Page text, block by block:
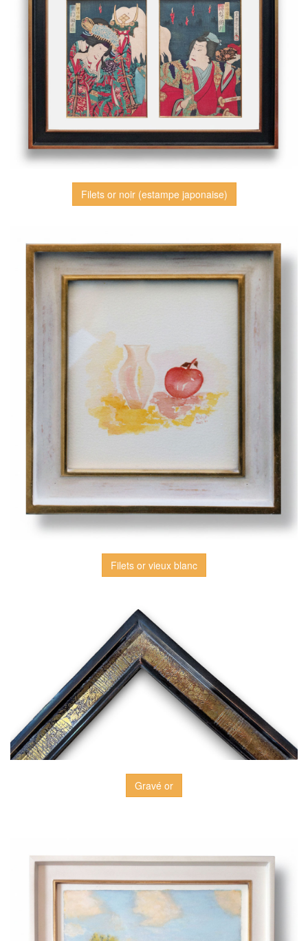
Filets or noir (estampe japonaise)
Filets or vieux blanc
Gravé or